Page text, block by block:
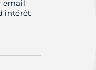
email